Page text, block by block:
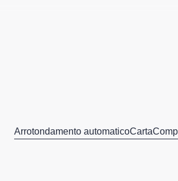
Arrotondamento automaticoCarta